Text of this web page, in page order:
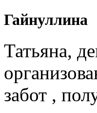
Гайнуллина
Татьяна,
забот ,